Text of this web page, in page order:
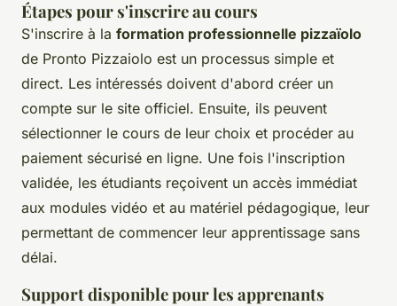
Étapes pour s'inscrire au cours
S'inscrire à la formation professionnelle pizzaïolo
de Pronto Pizzaiolo est un processus simple et
direct. Les intéressés doivent d'abord créer un
compte sur le site officiel. Ensuite, ils peuvent
sélectionner le cours de leur choix et procéder au
paiement sécurisé en ligne. Une fois l'inscription
validée, les étudiants reçoivent un accès immédiat
aux modules vidéo et au matériel pédagogique, leur
permettant de commencer leur apprentissage sans
délai.
Support disponible pour les apprenants